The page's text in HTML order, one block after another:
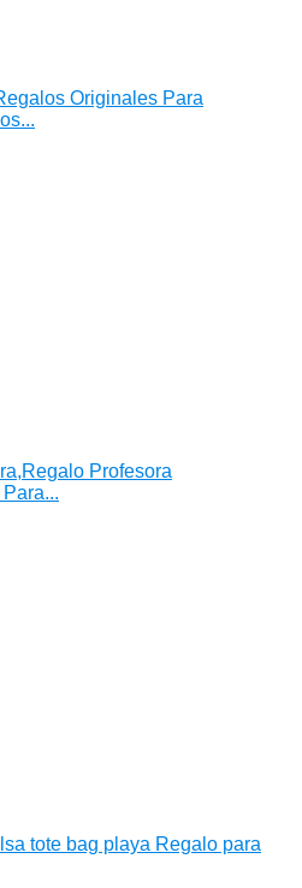
Originales Para
Profesora
tote bag playa Regalo para